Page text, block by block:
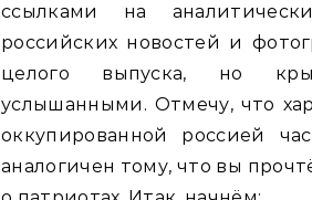
ссылками на
российских новостей и
целого выпуска, но
услышанными. Отмечу, что
оккупированной россией
аналогичен тому, что вы